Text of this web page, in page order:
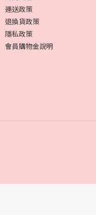
運送政策
退換貨政策
隱私政策
會員購物金說明